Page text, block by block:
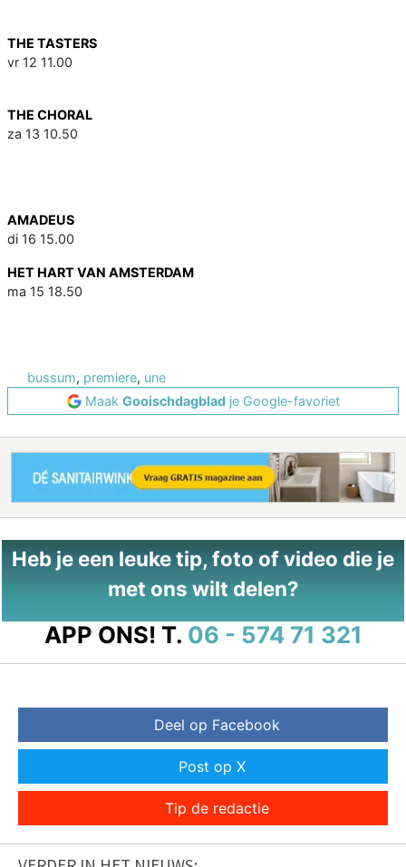
THE TASTERS
vr 12 11.00
THE CHORAL
za 13 10.50
AMADEUS
di 16 15.00
HET HART VAN AMSTERDAM
ma 15 18.50
bussum, premiere, une
Maak Gooischdagbladje Google-favoriet
Heb je een leuke tip, foto of video die je
met ons wilt delen?
APP ONS! T. 06 - 574 71 321
Deel op Facebook
Post op X
Tip de redactie